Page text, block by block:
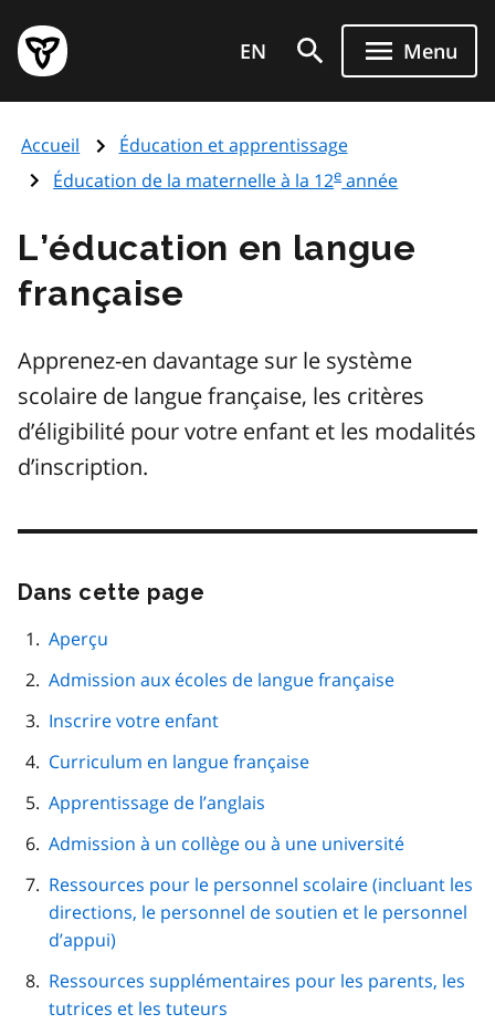
au
contenu
principal
Page
d'accueil
de
l'Ontario
EN Menu
Accueil
Éducation et apprentissage
Éducation de la maternelle à la 12eannée
L’éducation en langue
française
Apprenez-en davantage sur le système
scolaire de langue française, les critères
d’éligibilité pour votre enfant et les modalités
d’inscription.
Dans cette page
page
Aperçu
Admission aux écoles de langue française
Inscrire votre enfant
Curriculum en langue française
Apprentissage de l’anglais
Admission à un collège ou à une université
Ressources pour le personnel scolaire (incluant les
directions, le personnel de soutien et le personnel
d’appui)
Ressources supplémentaires pour les parents, les
tutrices et les tuteurs